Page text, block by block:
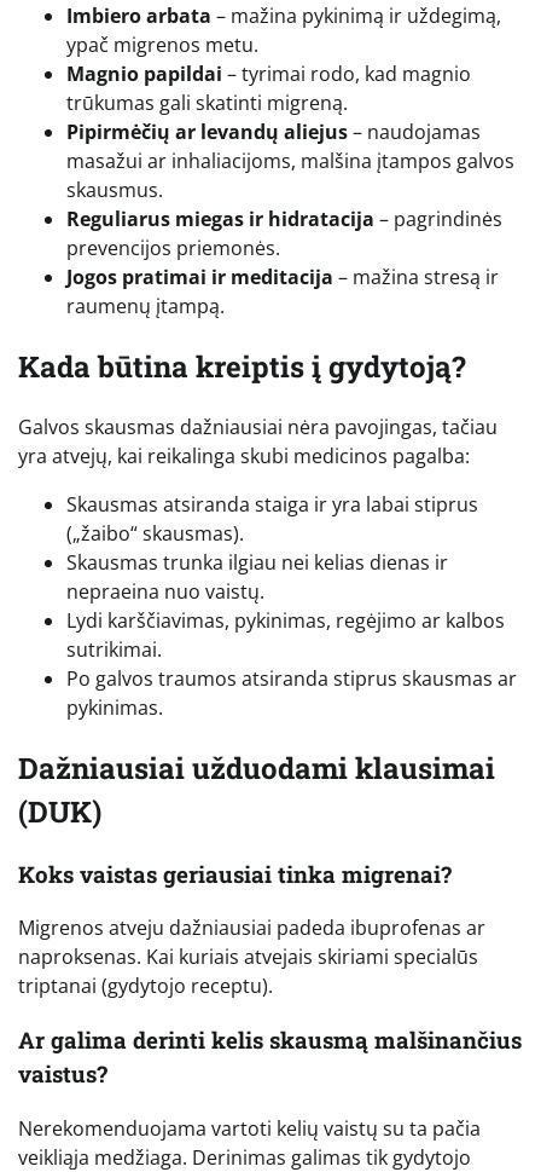
Imbiero arbata – mažina pykinimą ir uždegimą,
ypač migrenos metu.
Magnio papildai – tyrimai rodo, kad magnio
trūkumas gali skatinti migreną.
Pipirmėčių ar levandų aliejus– naudojamas
masažui ar inhaliacijoms, malšina įtampos galvos
skausmus.
Reguliarus miegas ir hidratacija – pagrindinės
prevencijos priemonės.
Jogos pratimai ir meditacija – mažina stresą ir
raumenų įtampą.
Kada būtina kreiptis į gydytoją?
Galvos skausmas dažniausiai nėra pavojingas, tačiau
yra atvejų, kai reikalinga skubi medicinos pagalba:
Skausmas atsiranda staiga ir yra labai stiprus
(„žaibo“ skausmas).
Skausmas trunka ilgiau nei kelias dienas ir
nepraeina nuo vaistų.
Lydi karščiavimas, pykinimas, regėjimo ar kalbos
sutrikimai.
Po galvos traumos atsiranda stiprus skausmas ar
pykinimas.
Dažniausiai užduodami klausimai
(DUK)
Koks vaistas geriausiai tinka migrenai?
Migrenos atveju dažniausiai padeda ibuprofenas ar
naproksenas. Kai kuriais atvejais skiriami specialūs
triptanai (gydytojo receptu).
Ar galima derinti kelis skausmą malšinančius
vaistus?
Nerekomenduojama vartoti kelių vaistų su ta pačia
veikliąja medžiaga. Derinimas galimas tik gydytojo